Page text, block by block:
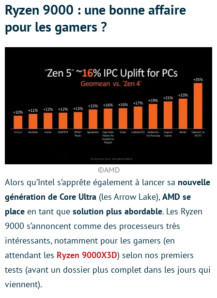
Ryzen 9000 : une bonne affaire
pour les gamers ?
©AMD
Alors qu’Intel s’apprête également à lancer sa nouvelle
génération de Core Ultra (les Arrow Lake),AMD se
place en tant que solution plus abordable. Les Ryzen
9000 s’annoncent comme des processeurs très
intéressants, notamment pour les gamers (en
attendant les Ryzen 9000X3D) selon nos premiers
tests (avant un dossier plus complet dans les jours qui
viennent).